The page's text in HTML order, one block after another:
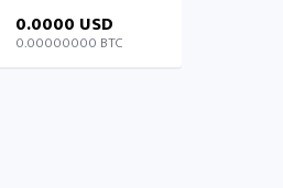
0.0000 USD
0.00000000 BTC